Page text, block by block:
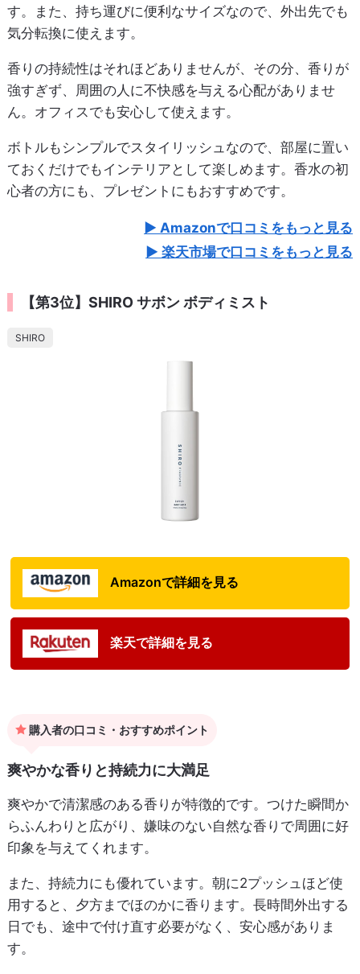
す。また、持ち運びに便利なサイズなので、外出先でも
気分転換に使えます。
香りの持続性はそれほどありませんが、その分、香りが
強すぎず、周囲の人に不快感を与える心配がありませ
ん。オフィスでも安心して使えます。
ボトルもシンプルでスタイリッシュなので、部屋に置い
ておくだけでもインテリアとして楽しめます。香水の初
心者の方にも、プレゼントにもおすすめです。
Amazonで口コミをもっと見る
楽天市場で口コミをもっと見る
【第3位】SHIRO サボン ボディミスト
SHIRO
Amazonで詳細を見る
楽天で詳細を見る
購入者の口コミ・おすすめポイント
爽やかな香りと持続力に大満足
爽やかで清潔感のある香りが特徴的です。つけた瞬間か
らふんわりと広がり、嫌味のない自然な香りで周囲に好
印象を与えてくれます。
また、持続力にも優れています。朝に2プッシュほど使
用すると、夕方までほのかに香ります。長時間外出する
日でも、途中で付け直す必要がなく、安心感がありま
す。